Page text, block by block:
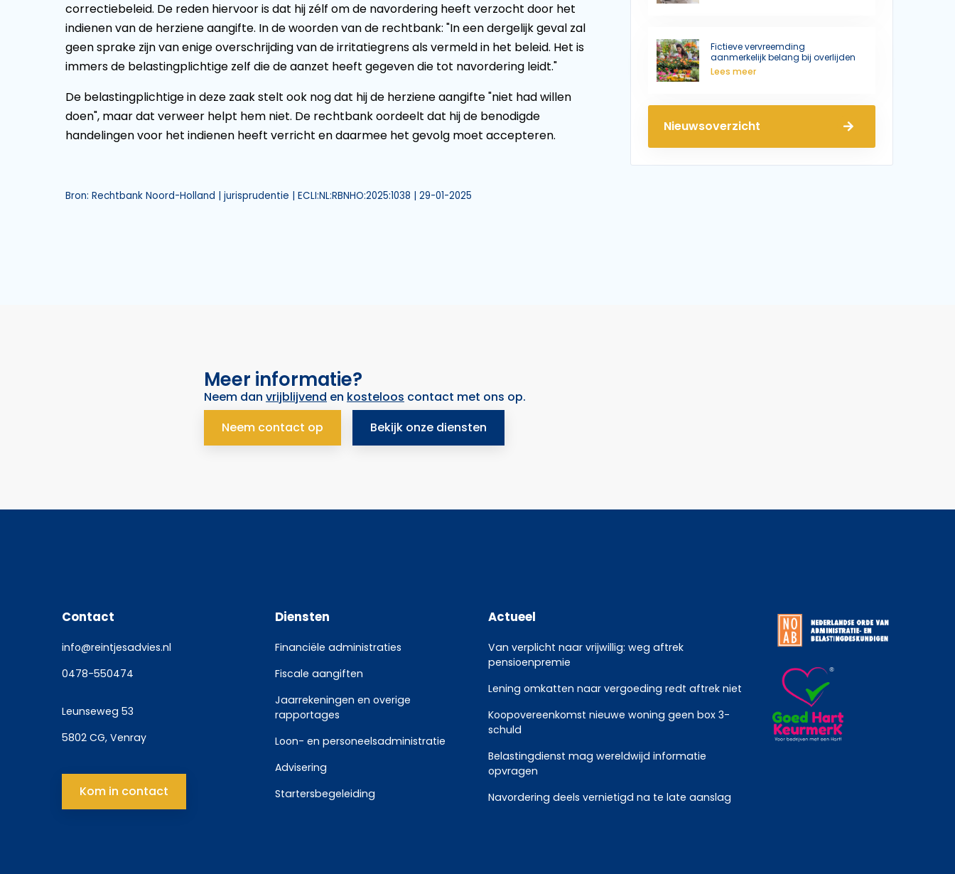
correctiebeleid. De reden hiervoor is dat hij zélf om de navordering heeft verzocht door het
indienen van de herziene aangifte. In de woorden van de rechtbank: "In een dergelijk geval zal
geen sprake zijn van enige overschrijding van de irritatiegrens als vermeld in het beleid. Het is
immers de belastingplichtige zelf die de aanzet heeft gegeven die tot navordering leidt."
De belastingplichtige in deze zaak stelt ook nog dat hij de herziene aangifte "niet had willen
doen", maar dat verweer helpt hem niet. De rechtbank oordeelt dat hij de benodigde
handelingen voor het indienen heeft verricht en daarmee het gevolg moet accepteren.
Bron: Rechtbank Noord-Holland | jurisprudentie | ECLI:NL:RBNHO:2025:1038 | 29-01-2025
Fictieve vervreemding
aanmerkelijk belang bij overlijden
Lees meer
Nieuwsoverzicht
Meer informatie?
Neem dan vrijblijvend en kosteloos contact met ons op.
Neem contact op
Bekijk onze diensten
Contact
info@reintjesadvies.nl
0478-550474
Leunseweg 53
5802 CG, Venray
Kom in contact
Diensten
Financiële administraties
Fiscale aangiften
Jaarrekeningen en overige
rapportages
Loon- en personeelsadministratie
Advisering
Startersbegeleiding
Actueel
Van verplicht naar vrijwillig: weg aftrek
pensioenpremie
Lening omkatten naar vergoeding redt aftrek niet
Koopovereenkomst nieuwe woning geen box 3-
schuld
Belastingdienst mag wereldwijd informatie
opvragen
Navordering deels vernietigd na te late aanslag